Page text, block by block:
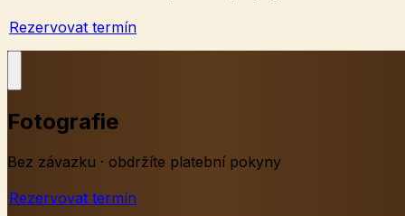
Rezervovat termín
Fotografie
Bez závazku · obdržíte platební pokyny
Rezervovat termín